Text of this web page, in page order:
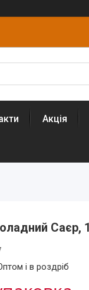
Акція
Саєр,
і в роздріб